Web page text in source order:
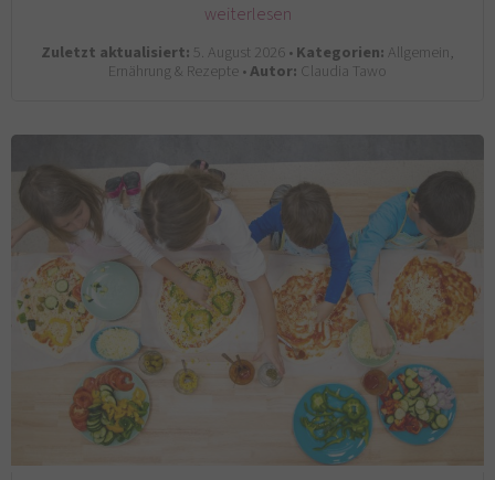
weiterlesen
Zuletzt aktualisiert: 5. August 2026 •Kategorien: Allgemein,
Ernährung & Rezepte •Autor: Claudia Tawo